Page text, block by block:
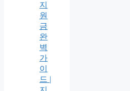
지
원
금
완
벽
가
이
드 |